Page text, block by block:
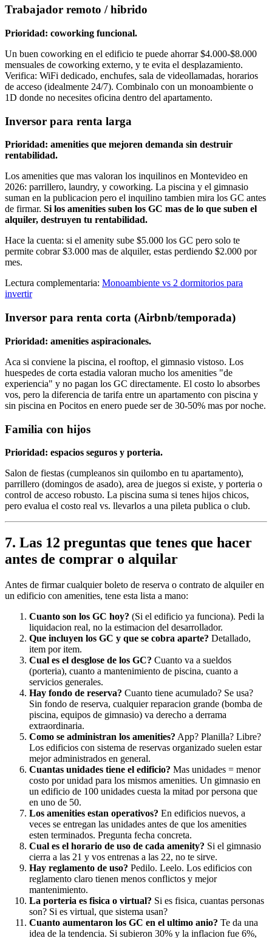
Trabajador remoto / hibrido
Prioridad: coworking funcional.
Un buen coworking en el edificio te puede ahorrar $4.000-$8.000
mensuales de coworking externo, y te evita el desplazamiento.
Verifica: WiFi dedicado, enchufes, sala de videollamadas, horarios
de acceso (idealmente 24/7). Combinalo con un monoambiente o
1D donde no necesites oficina dentro del apartamento.
Inversor para renta larga
Prioridad: amenities que mejoren demanda sin destruir
rentabilidad.
Los amenities que mas valoran los inquilinos en Montevideo en
2026: parrillero, laundry, y coworking. La piscina y el gimnasio
suman en la publicacion pero el inquilino tambien mira los GC antes
de firmar. Si los amenities suben los GC mas de lo que suben el
alquiler, destruyen tu rentabilidad.
Hace la cuenta: si el amenity sube $5.000 los GC pero solo te
permite cobrar $3.000 mas de alquiler, estas perdiendo $2.000 por
mes.
Lectura complementaria: Monoambiente vs 2 dormitorios para
invertir
Inversor para renta corta (Airbnb/temporada)
Prioridad: amenities aspiracionales.
Aca si conviene la piscina, el rooftop, el gimnasio vistoso. Los
huespedes de corta estadia valoran mucho los amenities "de
experiencia" y no pagan los GC directamente. El costo lo absorbes
vos, pero la diferencia de tarifa entre un apartamento con piscina y
sin piscina en Pocitos en enero puede ser de 30-50% mas por noche.
Familia con hijos
Prioridad: espacios seguros y porteria.
Salon de fiestas (cumpleanos sin quilombo en tu apartamento),
parrillero (domingos de asado), area de juegos si existe, y porteria o
control de acceso robusto. La piscina suma si tenes hijos chicos,
pero evalua el costo real vs. llevarlos a una pileta publica o club.
7. Las 12 preguntas que tenes que hacer
antes de comprar o alquilar
Antes de firmar cualquier boleto de reserva o contrato de alquiler en
un edificio con amenities, tene esta lista a mano:
Cuanto son los GC hoy? (Si el edificio ya funciona). Pedi la
liquidacion real, no la estimacion del desarrollador.
Que incluyen los GC y que se cobra aparte? Detallado,
item por item.
Cual es el desglose de los GC? Cuanto va a sueldos
(porteria), cuanto a mantenimiento de piscina, cuanto a
servicios generales.
Hay fondo de reserva? Cuanto tiene acumulado? Se usa?
Sin fondo de reserva, cualquier reparacion grande (bomba de
piscina, equipos de gimnasio) va derecho a derrama
extraordinaria.
Como se administran los amenities? App? Planilla? Libre?
Los edificios con sistema de reservas organizado suelen estar
mejor administrados en general.
Cuantas unidades tiene el edificio? Mas unidades = menor
costo por unidad para los mismos amenities. Un gimnasio en
un edificio de 100 unidades cuesta la mitad por persona que
en uno de 50.
Los amenities estan operativos? En edificios nuevos, a
veces se entregan las unidades antes de que los amenities
esten terminados. Pregunta fecha concreta.
Cual es el horario de uso de cada amenity? Si el gimnasio
cierra a las 21 y vos entrenas a las 22, no te sirve.
Hay reglamento de uso? Pedilo. Leelo. Los edificios con
reglamento claro tienen menos conflictos y mejor
mantenimiento.
La porteria es fisica o virtual? Si es fisica, cuantas personas
son? Si es virtual, que sistema usan?
Cuanto aumentaron los GC en el ultimo anio? Te da una
idea de la tendencia. Si subieron 30% y la inflacion fue 6%,